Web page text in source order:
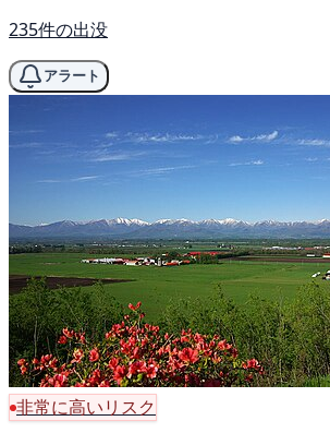
235件の出没
アラート
非常に高いリスク